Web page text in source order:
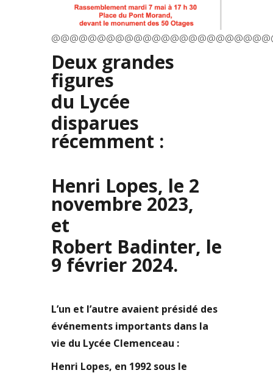
Deux grandes
figures
du Lycée
disparues
récemment :
Henri Lopes, le 2
novembre 2023,
et
Robert Badinter, le
9 février 2024.
L’un et l’autre avaient présidé des
événements importants dans la
vie du Lycée Clemenceau :
Henri Lopes, en 1992 sous le